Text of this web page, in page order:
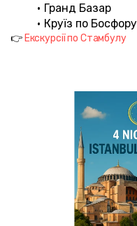
Гранд Базар
Круїз по Босфору
👉 Екскурсії по Стамбулу